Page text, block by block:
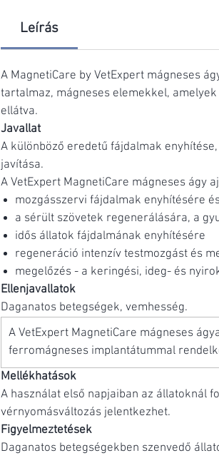
Leírás
A MagnetiCare by VetExpert mágneses
tartalmaz, mágneses elemekkel,
ellátva.
Javallat
A különböző eredetű fájdalmak
javítása.
A VetExpert MagnetiCare mágneses ágy
mozgásszervi fájdalmak enyhítésére
a sérült szövetek regenerálására, a
idős állatok fájdalmának enyhítésére
regeneráció intenzív testmozgást és
megelőzés - a keringési, ideg- és
Ellenjavallatok
Daganatos betegségek, vemhesség.
A VetExpert MagnetiCare mágneses
ferromágneses implantátummal
Mellékhatások
A használat első napjaiban az állatoknál
vérnyomásváltozás jelentkezhet.
Figyelmeztetések
Daganatos betegségekben szenvedő